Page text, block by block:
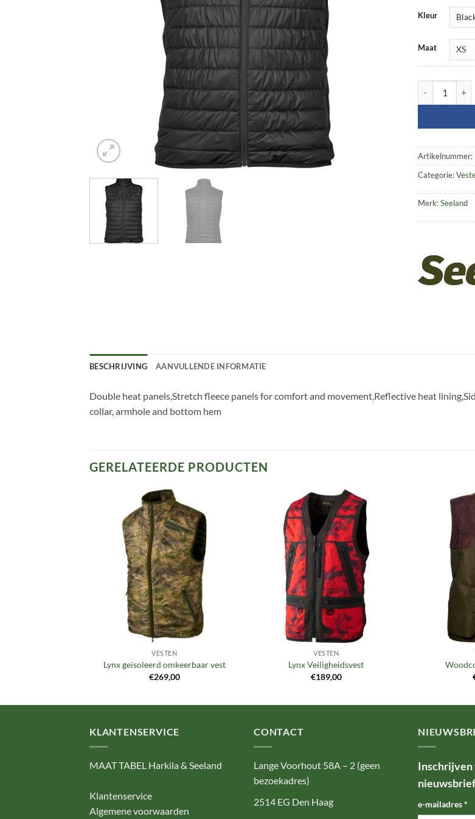
Kleur
Maat
Artikelnummer:
Categorie:
Merk:Seeland
BESCHRIJVING AANVULLENDE INFORMATIE
Double heat panels,Stretch fleece panels for comfort and movement,Reflective heat
collar, armhole and bottom hem
GERELATEERDE PRODUCTEN
Toevoegen
verlanglijst
VESTEN
Lynx geïsoleerd omkeerbaar vest
€269,00
Toevoegen
verlanglijst
VESTEN
Lynx Veiligheidsvest
€189,00
KLANTENSERVICE
MAAT TABEL Harkila & Seeland
Klantenservice
Algemene voorwaarden
CONTACT
Lange Voorhout 58A – 2 (geen
bezoekadres)
2514 EG Den Haag
Inschrijven
nieuwsbrief
e-mailadres*